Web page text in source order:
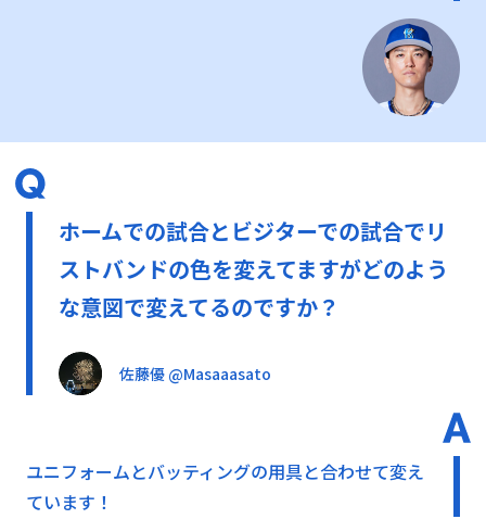
ホームでの試合とビジターでの試合でリ
ストバンドの色を変えてますがどのよう
な意図で変えてるのですか？
佐藤優 @Masaaasato
ユニフォームとバッティングの用具と合わせて変え
ています！